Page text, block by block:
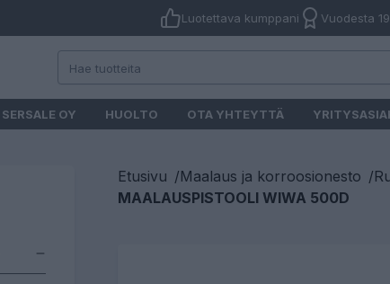
Luotettava kumppani Vuodesta
SERSALE OY HUOLTO OTA YHTEYTTÄ
Etusivu /Maalaus ja korroosionesto /
MAALAUSPISTOOLI WIWA 500D